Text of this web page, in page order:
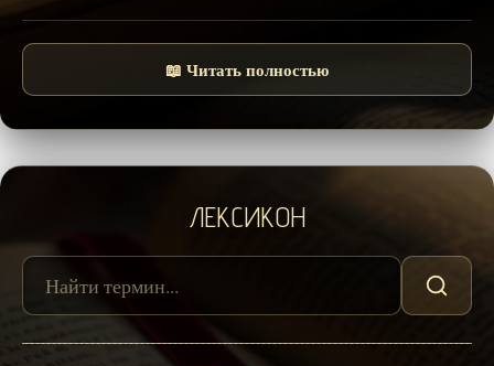
📖 Читать полностью
ЛЕКСИКОН